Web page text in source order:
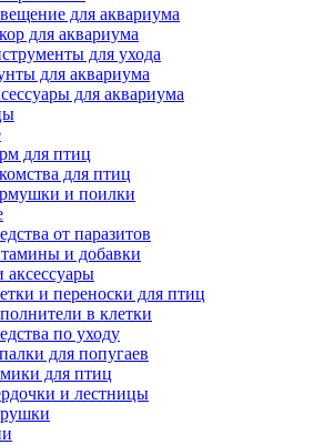
для аквариума
для аквариума
для ухода
для аквариума
для аквариума
для птиц
для птиц
и поилки
от паразитов
и добавки
аксессуары
и переноски для птиц
в клетки
по уходу
для попугаев
для птиц
и лестницы